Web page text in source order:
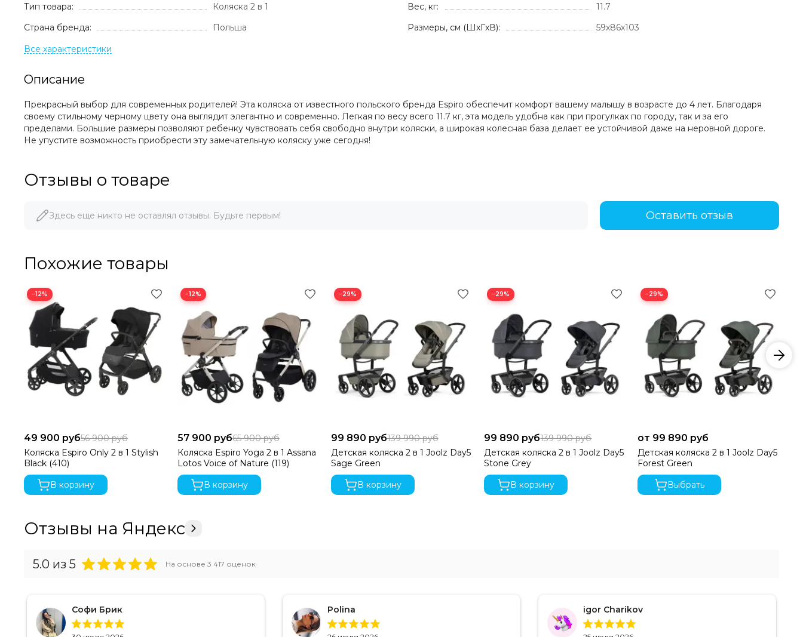
Тип товара:
Коляска 2 в 1
Страна бренда:
Польша
Вес, кг:
11.7
Размеры, см (ШxГxВ):
59х86х103
Описание
Прекрасный выбор для современных родителей! Эта коляска от известного польского бренда Espiro обеспечит комфорт вашему малышу в возрасте до 4 лет. Благодаря
своему стильному черному цвету она выглядит элегантно и современно. Легкая по весу всего 11.7 кг, эта модель удобна как при прогулках по городу, так и за его
пределами. Большие размеры позволяют ребенку чувствовать себя свободно внутри коляски, а широкая колесная база делает ее устойчивой даже на неровной дороге.
Не упустите возможность приобрести эту замечательную коляску уже сегодня!
Отзывы о товаре
Здесь еще никто не оставлял отзывы. Будьте первым! Оставить отзыв
Похожие товары
−12%
49 900 руб56 900 руб
Коляска Espiro Only 2 в 1 Stylish
Black (410)
В корзину
−12%
57 900 руб65 900 руб
Коляска Espiro Yoga 2 в 1 Assana
Lotos Voice of Nature (119)
В корзину
−29%
99 890 руб139 990 руб
Детская коляска 2 в 1 Joolz Day5
Sage Green
В корзину
−29%
99 890 руб139 990 руб
Детская коляска 2 в 1 Joolz Day5
Stone Grey
В корзину
−29%
от 99 890 руб
Детская коляска 2 в 1 Joolz Day5
Forest Green
Выбрать
Отзывы на Яндекс
5.0 из 5 На основе 3 417 оценок
Софи Брик Polina igor Charikov